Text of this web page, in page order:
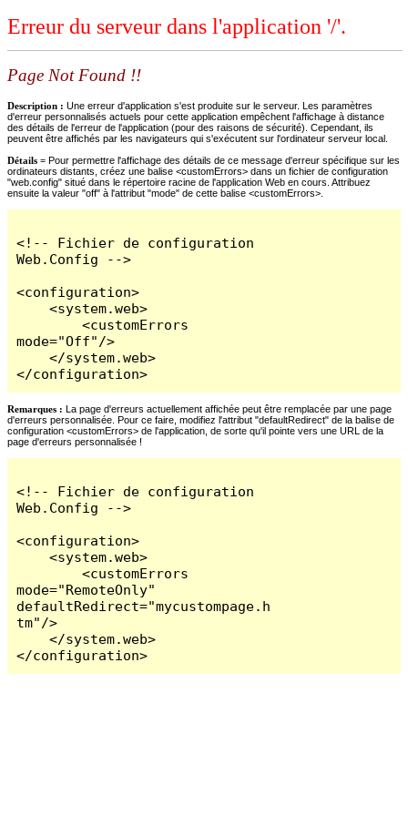
Erreur du serveur dans l'application '/'.
Page Not Found !!
Description : Une erreur d'application s'est produite sur le serveur. Les paramètres
d'erreur personnalisés actuels pour cette application empêchent l'affichage à distance
des détails de l'erreur de l'application (pour des raisons de sécurité). Cependant, ils
peuvent être affichés par les navigateurs qui s'exécutent sur l'ordinateur serveur local.
Détails = Pour permettre l'affichage des détails de ce message d'erreur spécifique sur les
ordinateurs distants, créez une balise <customErrors> dans un fichier de configuration
"web.config" situé dans le répertoire racine de l'application Web en cours. Attribuez
ensuite la valeur "off" à l'attribut "mode" de cette balise <customErrors>.
<!-- Fichier de configuration
Web.Config -->
<configuration>
    <system.web>
        <customErrors
mode="Off"/>
    </system.web>
</configuration>
Remarques : La page d'erreurs actuellement affichée peut être remplacée par une page
d'erreurs personnalisée. Pour ce faire, modifiez l'attribut "defaultRedirect" de la balise de
configuration <customErrors> de l'application, de sorte qu'il pointe vers une URL de la
page d'erreurs personnalisée !
<!-- Fichier de configuration
Web.Config -->
<configuration>
    <system.web>
        <customErrors
mode="RemoteOnly"
defaultRedirect="mycustompage.h
tm"/>
    </system.web>
</configuration>